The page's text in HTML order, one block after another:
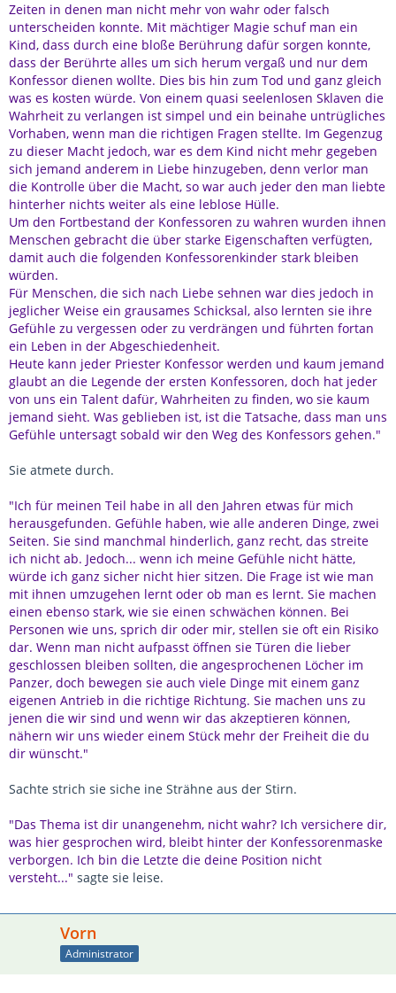
Zeiten in denen man nicht mehr von wahr oder falsch
unterscheiden konnte. Mit mächtiger Magie schuf man ein
Kind, dass durch eine bloße Berührung dafür sorgen konnte,
dass der Berührte alles um sich herum vergaß und nur dem
Konfessor dienen wollte. Dies bis hin zum Tod und ganz gleich
was es kosten würde. Von einem quasi seelenlosen Sklaven die
Wahrheit zu verlangen ist simpel und ein beinahe untrügliches
Vorhaben, wenn man die richtigen Fragen stellte. Im Gegenzug
zu dieser Macht jedoch, war es dem Kind nicht mehr gegeben
sich jemand anderem in Liebe hinzugeben, denn verlor man
die Kontrolle über die Macht, so war auch jeder den man liebte
hinterher nichts weiter als eine leblose Hülle.
Um den Fortbestand der Konfessoren zu wahren wurden ihnen
Menschen gebracht die über starke Eigenschaften verfügten,
damit auch die folgenden Konfessorenkinder stark bleiben
würden.
Für Menschen, die sich nach Liebe sehnen war dies jedoch in
jeglicher Weise ein grausames Schicksal, also lernten sie ihre
Gefühle zu vergessen oder zu verdrängen und führten fortan
ein Leben in der Abgeschiedenheit.
Heute kann jeder Priester Konfessor werden und kaum jemand
glaubt an die Legende der ersten Konfessoren, doch hat jeder
von uns ein Talent dafür, Wahrheiten zu finden, wo sie kaum
jemand sieht. Was geblieben ist, ist die Tatsache, dass man uns
Gefühle untersagt sobald wir den Weg des Konfessors gehen."
Sie atmete durch.
"Ich für meinen Teil habe in all den Jahren etwas für mich
herausgefunden. Gefühle haben, wie alle anderen Dinge, zwei
Seiten. Sie sind manchmal hinderlich, ganz recht, das streite
ich nicht ab. Jedoch... wenn ich meine Gefühle nicht hätte,
würde ich ganz sicher nicht hier sitzen. Die Frage ist wie man
mit ihnen umzugehen lernt oder ob man es lernt. Sie machen
einen ebenso stark, wie sie einen schwächen können. Bei
Personen wie uns, sprich dir oder mir, stellen sie oft ein Risiko
dar. Wenn man nicht aufpasst öffnen sie Türen die lieber
geschlossen bleiben sollten, die angesprochenen Löcher im
Panzer, doch bewegen sie auch viele Dinge mit einem ganz
eigenen Antrieb in die richtige Richtung. Sie machen uns zu
jenen die wir sind und wenn wir das akzeptieren können,
nähern wir uns wieder einem Stück mehr der Freiheit die du
dir wünscht."
Sachte strich sie siche ine Strähne aus der Stirn.
"Das Thema ist dir unangenehm, nicht wahr? Ich versichere dir,
was hier gesprochen wird, bleibt hinter der Konfessorenmaske
verborgen. Ich bin die Letzte die deine Position nicht
versteht..." sagte sie leise.
Vorn
Administrator